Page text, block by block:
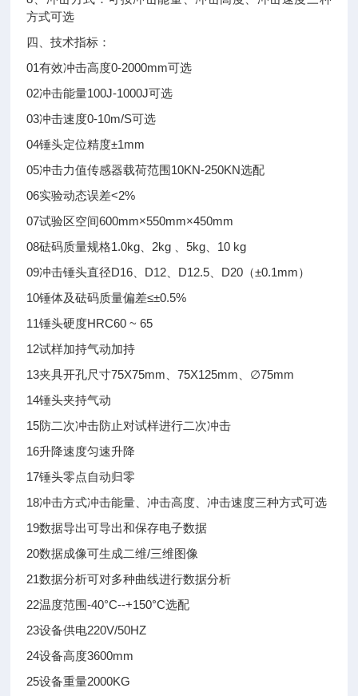
方式可选
四、技术指标：
01有效冲击高度0-2000mm可选
02冲击能量100J-1000J可选
03冲击速度0-10m/S可选
04锤头定位精度±1mm
05冲击力值传感器载荷范围10KN-250KN选配
06实验动态误差<2%
07试验区空间600mm×550mm×450mm
08砝码质量规格1.0kg、2kg 、5kg、10 kg
09冲击锤头直径D16、D12、D12.5、D20（±0.1mm）
10锤体及砝码质量偏差≤±0.5%
11锤头硬度HRC60 ~ 65
12试样加持气动加持
13夹具开孔尺寸75X75mm、75X125mm、∅75mm
14锤头夹持气动
15防二次冲击防止对试样进行二次冲击
16升降速度匀速升降
17锤头零点自动归零
18冲击方式冲击能量、冲击高度、冲击速度三种方式可选
19数据导出可导出和保存电子数据
20数据成像可生成二维/三维图像
21数据分析可对多种曲线进行数据分析
22温度范围-40°C--+150°C选配
23设备供电220V/50HZ
24设备高度3600mm
25设备重量2000KG